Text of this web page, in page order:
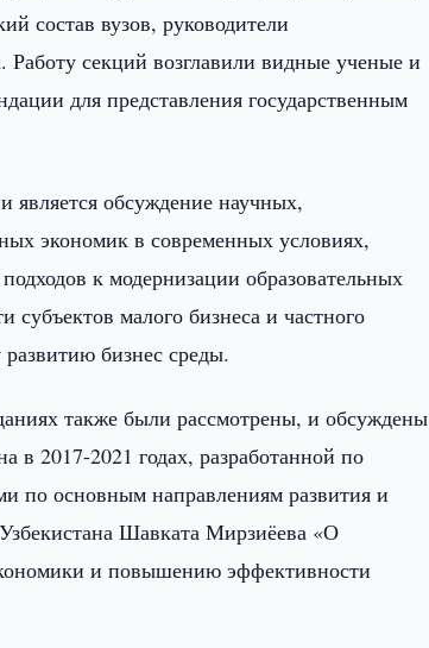
состав вузов, руководители
Работу секций возглавили видные ученые и
для представления государственным
обсуждение научных,
экономик в современных условиях,
к модернизации образовательных
субъектов малого бизнеса и частного
бизнес среды.
также были рассмотрены, и обсуждены
в 2017-2021 годах, разработанной по
по основным направлениям развития и
Шавката Мирзиёева «О
и повышению эффективности